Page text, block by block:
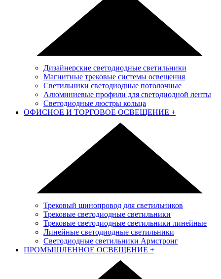
Дизайнерские светодиодные светильники
Магнитные трековые системы освещения
Светильники светодиодные потолочные
Алюминиевые профили для светодиодной ленты
Светодиодные люстры кольца
ОФИСНОЕ И ТОРГОВОЕ ОСВЕЩЕНИЕ +
Трековый шинопровод для светильников
Трековые светодиодные светильники
Трековые светодиодные светильники линейные
Линейные светодиодные светильники
Светодиодные светильники Армстронг
ПРОМЫШЛЕННОЕ ОСВЕЩЕНИЕ +